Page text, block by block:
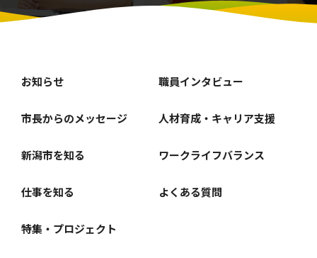
お知らせ
市長からのメッセージ
新潟市を知る
仕事を知る
特集・プロジェクト
職員インタビュー
人材育成・キャリア支援
ワークライフバランス
よくある質問